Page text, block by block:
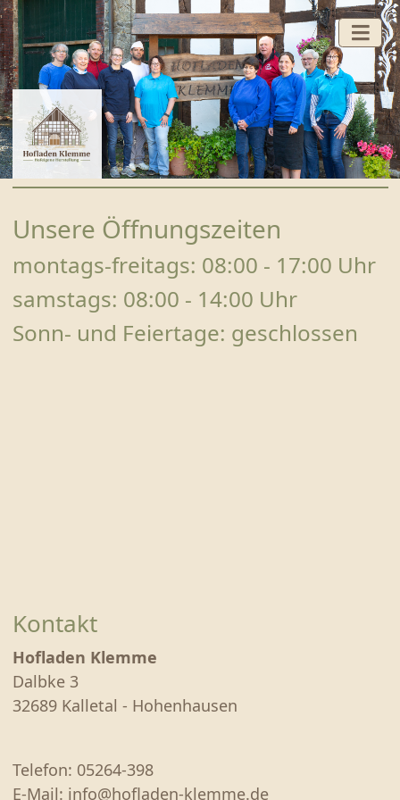
HOFLADEN
FERTIGGERICHTE
BACKSTUBE
WURST UND FLEISCH VOM SCHWEIN
GEFLÜGEL
ÖFFNUNGSZEITEN
ANFAHRT & KONTAKT
Unsere Öffnungszeiten
montags-freitags: 08:00 - 17:00 Uhr
samstags: 08:00 - 14:00 Uhr
Sonn- und Feiertage: geschlossen
Kontakt
Hofladen Klemme
Dalbke 3
32689 Kalletal - Hohenhausen
Telefon: 05264-398
E-Mail: info@hofladen-klemme.de